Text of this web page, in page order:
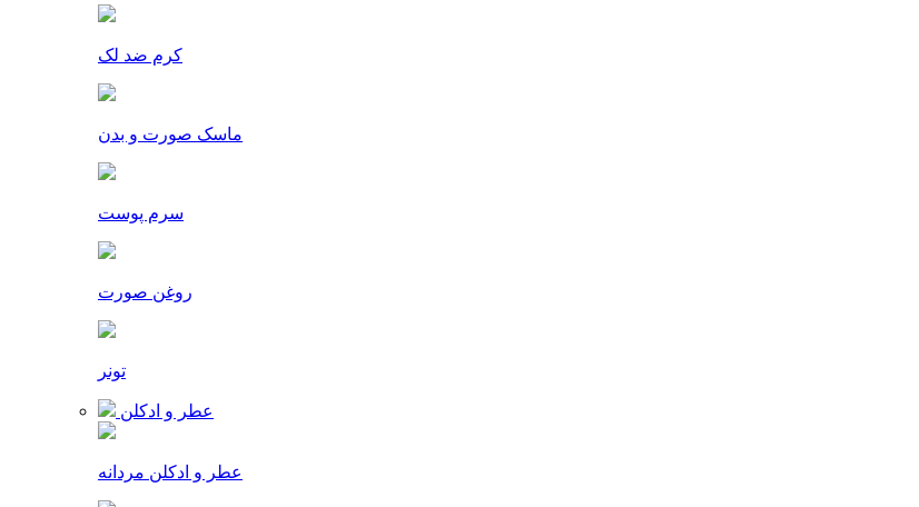
کرم ضد لک
ماسک صورت و بدن
سرم پوست
روغن صورت
تونر
عطر و ادکلن
عطر و ادکلن مردانه